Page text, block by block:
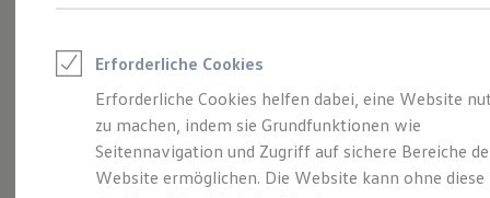
Saisonangebote
Leasing
Leasing-Angebote
Gebrauchtwagen Leasing
Junge Gebrauchtwagen-Leasing
Elektroauto Leasing
Vollelektrisch.
Erforderliche Cookies
Erforderliche Cookies helfen dabei, eine Website
zu machen, indem sie Grundfunktionen wie
Seitennavigation und Zugriff auf sichere Bereiche
Website ermöglichen. Die Website kann ohne diese